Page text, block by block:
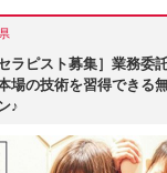
ピスト募集］業務委
場の技術を習得できる
♪